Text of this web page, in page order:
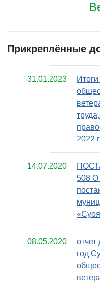
Прикреплённые
31.01.2023
2022
14.07.2020
508 О
08.05.2020
отчет
год